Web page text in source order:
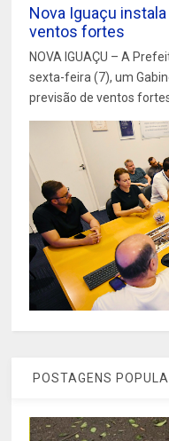
Nova Iguaçu
ventos fortes
NOVA IGUAÇU – A
sexta-feira (7), um
previsão de ventos fortes
POSTAGENS